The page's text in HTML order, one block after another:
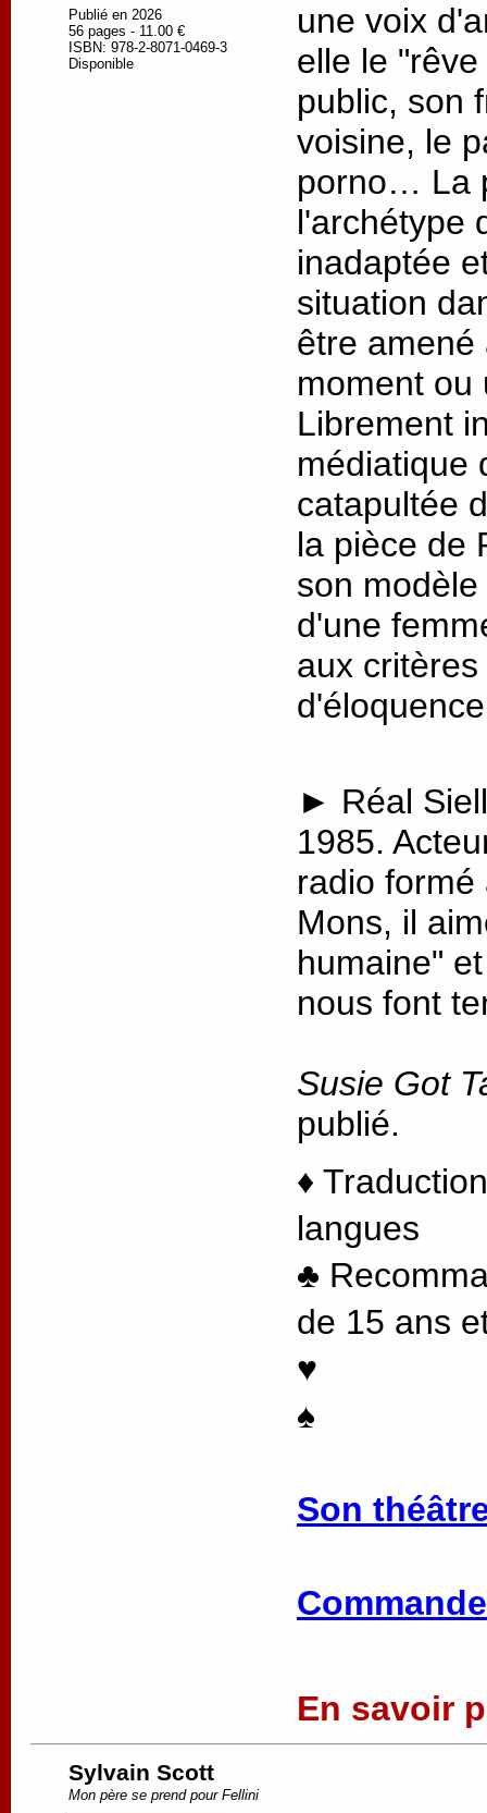
Publié en 2026
56 pages - 11.00 €
ISBN: 978-2-8071-0469-3
Disponible
une voix
elle le
public, son
voisine, le
porno… La
l'archétype
inadaptée
situation
être amené
moment ou
Librement
médiatique
catapultée
la pièce de
son
d'une
aux
► Réal
1985.
radio
Mons, il
humaine"
nous font
Susie Got
publié.
♦
langues
♣
de 15 ans
♥
♠
Son
En savoir
Sylvain Scott
Mon père se prend pour Fellini